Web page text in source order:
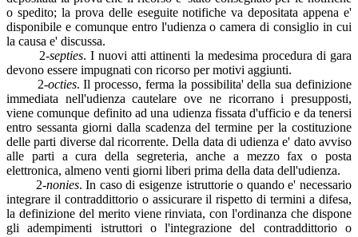
o spedito; la prova delle eseguite notifiche va depositata appena e'
disponibile e comunque entro l'udienza o camera di consiglio in cui
la causa e' discussa.
2-septies. I nuovi atti attinenti la medesima procedura di gara
devono essere impugnati con ricorso per motivi aggiunti.
2-octies. Il processo, ferma la possibilita' della sua definizione
immediata nell'udienza cautelare ove ne ricorrano i presupposti,
viene comunque definito ad una udienza fissata d'ufficio e da tenersi
entro sessanta giorni dalla scadenza del termine per la costituzione
delle parti diverse dal ricorrente. Della data di udienza e' dato avviso
alle parti a cura della segreteria, anche a mezzo fax o posta
elettronica, almeno venti giorni liberi prima della data dell'udienza.
2-nonies. In caso di esigenze istruttorie o quando e' necessario
integrare il contraddittorio o assicurare il rispetto di termini a difesa,
la definizione del merito viene rinviata, con l'ordinanza che dispone
gli adempimenti istruttori o l'integrazione del contraddittorio o